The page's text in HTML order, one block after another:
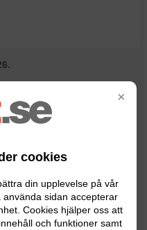
×
cookies
din upplevelse på vår
sidan accepterar
Cookies hjälper oss att
och funktioner samt
(10/100/1000 Mbps).